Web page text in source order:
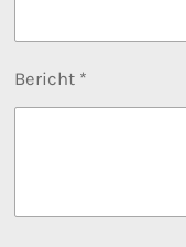
Bericht *